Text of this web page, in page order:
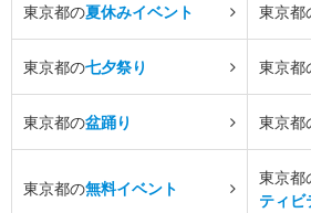
東京都の夏休みイベント 東京都
東京都の七夕祭り 東京都
東京都の盆踊り 東京都
東京都の無料イベント
東京都
ティビ